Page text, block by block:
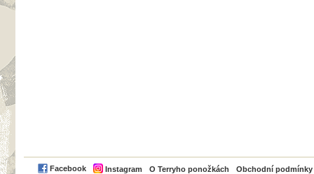
Facebook Instagram O Terryho ponožkách Obchodní podmínky
PayPal